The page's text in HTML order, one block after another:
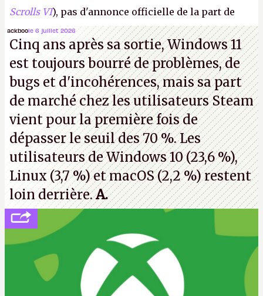
Scrolls VI), pas d'annonce officielle de la part de
Microsoft, mais le syndicat des employés confirme
de nombreux licenciements.A.
ackboole 6 juillet 2026
Cinq ans après sa sortie, Windows 11
est toujours bourré de problèmes, de
bugs et d'incohérences, mais sa part
de marché chez les utilisateurs Steam
vient pour la première fois de
dépasser le seuil des 70 %. Les
utilisateurs de Windows 10 (23,6 %),
Linux (3,7 %) et macOS (2,2 %) restent
loin derrière.A.